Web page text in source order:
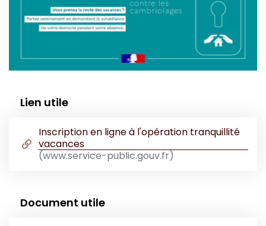
Informations complémentaires
Lien utile
Inscription en ligne à l'opération tranquillité
vacances
(www.service-public.gouv.fr)
(ouverture dans un nouvel onglet)
Document utile